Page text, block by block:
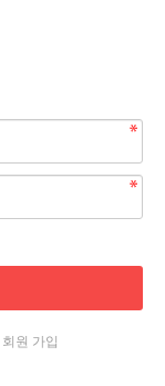
회원 가입